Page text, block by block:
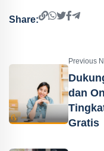
Share:
Previous
dan
Gratis